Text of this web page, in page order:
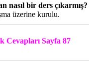
nasıl bir ders çıkarmış?
üzerine kurulu.
Cevapları Sayfa 87